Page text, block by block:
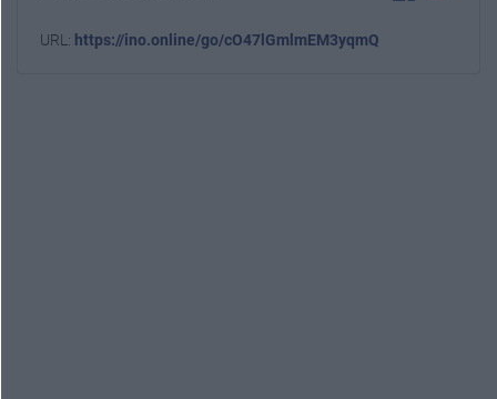
URL: https://ino.online/go/cO47lGmlmEM3yqmQ